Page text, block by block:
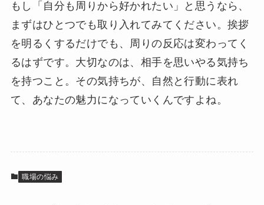
もし「自分も周りから好かれたい」と思うなら、
まずはひとつでも取り入れてみてください。挨拶
を明るくするだけでも、周りの反応は変わってく
るはずです。大切なのは、相手を思いやる気持ち
を持つこと。その気持ちが、自然と行動に表れ
て、あなたの魅力になっていくんですよね。
職場の悩み